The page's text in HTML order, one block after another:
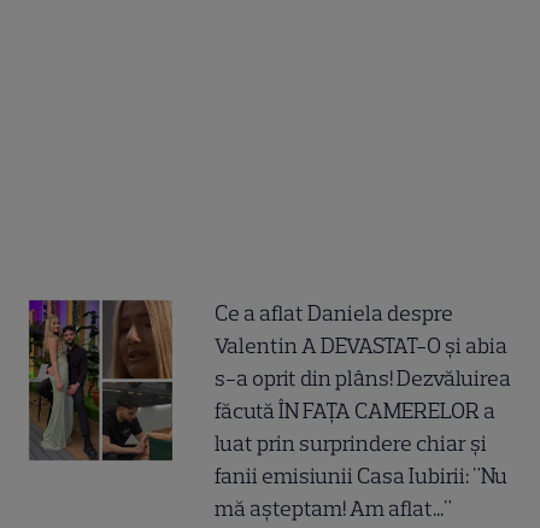
Ce a aflat Daniela despre
Valentin A DEVASTAT-O și abia
s-a oprit din plâns! Dezvăluirea
făcută ÎN FAȚA CAMERELOR a
luat prin surprindere chiar și
fanii emisiunii Casa Iubirii: "Nu
mă așteptam! Am aflat..."